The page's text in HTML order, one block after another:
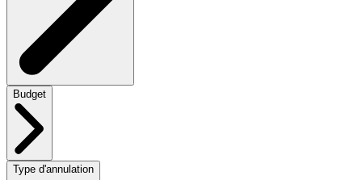
Budget
Type d'annulation